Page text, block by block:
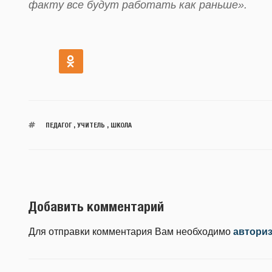
факту все будут работать как раньше».
ПЕДАГОГ, УЧИТЕЛЬ , ШКОЛА
Добавить комментарий
Для отправки комментария Вам необходимо